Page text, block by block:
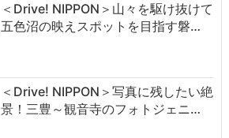
＜Drive! NIPPON＞山々を駆け抜けて
五色沼の映えスポットを目指す磐…
＜Drive! NIPPON＞写真に残したい絶
景！三豊～観音寺のフォトジェニ…